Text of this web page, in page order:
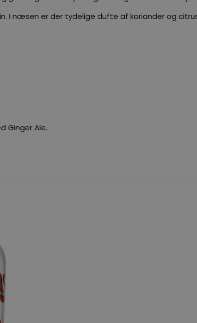
I næsen er der tydelige dufte af koriander og
Ginger Ale.